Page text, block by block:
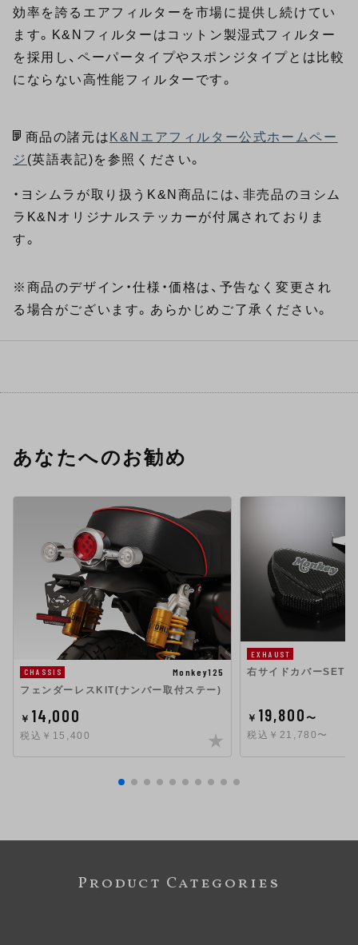
効率を誇るエアフィルターを市場に提供し続けてい
ます。K&Nフィルターはコットン製湿式フィルター
を採用し、ペーパータイプやスポンジタイプとは比較
にならない高性能フィルターです。
商品の諸元は K&Nエアフィルター公式ホームペー
ジ (英語表記)を参照ください。
・ヨシムラが取り扱うK&N商品には、非売品のヨシム
ラK&Nオリジナルステッカーが付属されておりま
す。
※商品のデザイン・仕様・価格は、予告なく変更され
る場合がございます。あらかじめご了承ください。
あなたへのお勧め
CHASSIS
Monkey125
フェンダーレスKIT(ナンバー取付ステー)
￥ 14,000
税込￥15,400
EXHAUST
右サイドカバーSET
￥ 19,800〜
税込￥21,780〜
Product Categories